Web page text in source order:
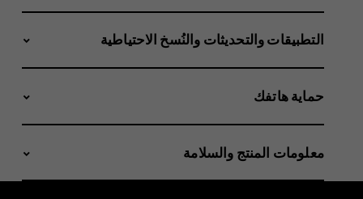
التطبيقات والتحديثات والنُسخ الاحتياطية
حماية هاتفك
معلومات المنتج والسلامة